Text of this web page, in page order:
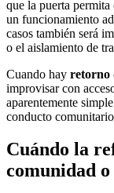
que la puerta
un funcionamiento
casos también será
o el aislamiento de
Cuando hay retorno
improvisar con
aparentemente
conducto
Cuándo la
comunidad